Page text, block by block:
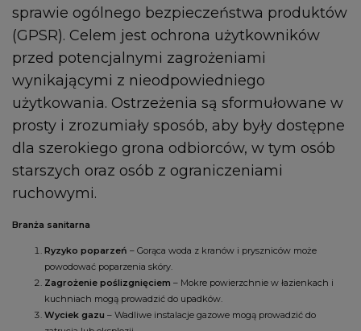
sprawie ogólnego bezpieczeństwa produktów
(GPSR). Celem jest ochrona użytkowników
przed potencjalnymi zagrożeniami
wynikającymi z nieodpowiedniego
użytkowania. Ostrzeżenia są sformułowane w
prosty i zrozumiały sposób, aby były dostępne
dla szerokiego grona odbiorców, w tym osób
starszych oraz osób z ograniczeniami
ruchowymi.
Branża sanitarna
Ryzyko poparzeń – Gorąca woda z kranów i pryszniców może
powodować poparzenia skóry.
Zagrożenie poślizgnięciem – Mokre powierzchnie w łazienkach i
kuchniach mogą prowadzić do upadków.
Wyciek gazu – Wadliwe instalacje gazowe mogą prowadzić do